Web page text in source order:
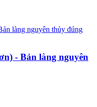
- Bản làng nguyên